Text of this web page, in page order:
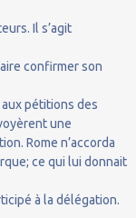
Il s’agit
confirmer son
pétitions des
une
Rome n’accorda
ce qui lui donnait
à la délégation.